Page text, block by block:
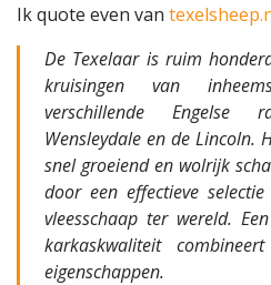
Ik quote even van
De Texelaar is ruim
kruisingen van
verschillende Engelse
Wensleydale en de Lincoln.
snel groeiend en wolrijk
door een effectieve
vleesschaap ter wereld.
karkaskwaliteit
eigenschappen.